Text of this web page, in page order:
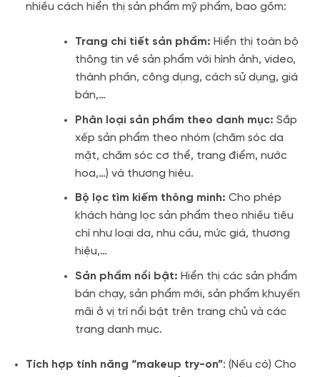
nhiều cách hiển thị sản phẩm mỹ phẩm, bao gồm:
Trang chi tiết sản phẩm: Hiển thị toàn bộ
thông tin về sản phẩm với hình ảnh, video,
thành phần, công dụng, cách sử dụng, giá
bán,…
Phân loại sản phẩm theo danh mục: Sắp
xếp sản phẩm theo nhóm (chăm sóc da
mặt, chăm sóc cơ thể, trang điểm, nước
hoa,…) và thương hiệu.
Bộ lọc tìm kiếm thông minh: Cho phép
khách hàng lọc sản phẩm theo nhiều tiêu
chí như loại da, nhu cầu, mức giá, thương
hiệu,…
Sản phẩm nổi bật: Hiển thị các sản phẩm
bán chạy, sản phẩm mới, sản phẩm khuyến
mãi ở vị trí nổi bật trên trang chủ và các
trang danh mục.
Tích hợp tính năng “makeup try-on”: (Nếu có) Cho